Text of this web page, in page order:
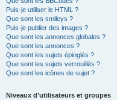
Puis-je utiliser le HTML ?
Que sont les smileys ?
Puis-je publier des images ?
Que sont les annonces globales ?
Que sont les annonces ?
Que sont les sujets épinglés ?
Que sont les sujets verrouillés ?
Que sont les icônes de sujet ?
Niveaux d’utilisateurs et groupes